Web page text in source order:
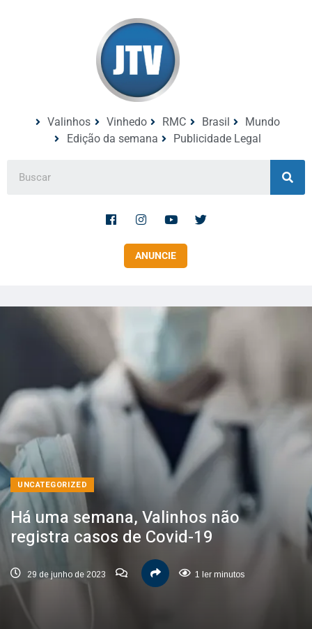
Valinhos Vinhedo RMC Brasil
Mundo
Edição da semana
Publicidade Legal
ANUNCIE
UNCATEGORIZED
Há uma semana, Valinhos não
registra casos de Covid-19
29 de junho de 2023 1 ler minutos